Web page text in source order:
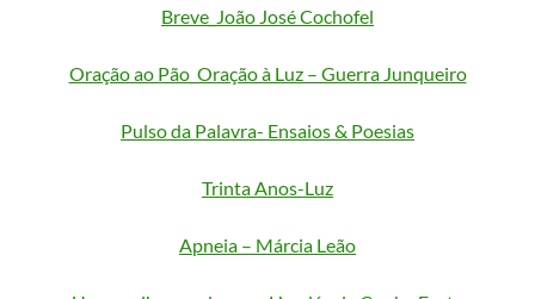
Breve_João José Cochofel
Oração ao Pão_Oração à Luz – Guerra Junqueiro
Pulso da Palavra- Ensaios & Poesias
Trinta Anos-Luz
Apneia – Márcia Leão